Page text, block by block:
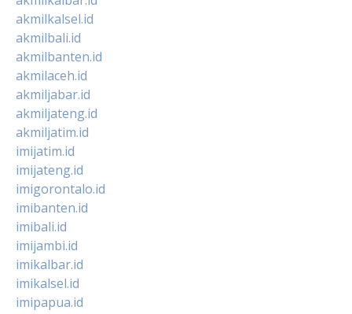
akmilkalsel.id
akmilbali.id
akmilbanten.id
akmilaceh.id
akmiljabar.id
akmiljateng.id
akmiljatim.id
imijatim.id
imijateng.id
imigorontalo.id
imibanten.id
imibali.id
imijambi.id
imikalbar.id
imikalsel.id
imipapua.id